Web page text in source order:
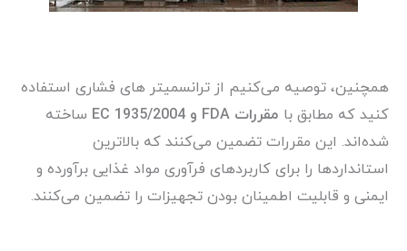
همچنین، توصیه می‌کنیم از ترانسمیتر های فشاری استفاده
کنید که مطابق با مقررات FDA و EC 1935/2004
ساخته
شده‌اند. این مقررات تضمین می‌کنند که بالاترین
استانداردها را برای کاربردهای فرآوری مواد غذایی برآورده و
ایمنی و قابلیت اطمینان بودن تجهیزات را تضمین می‌کنند.